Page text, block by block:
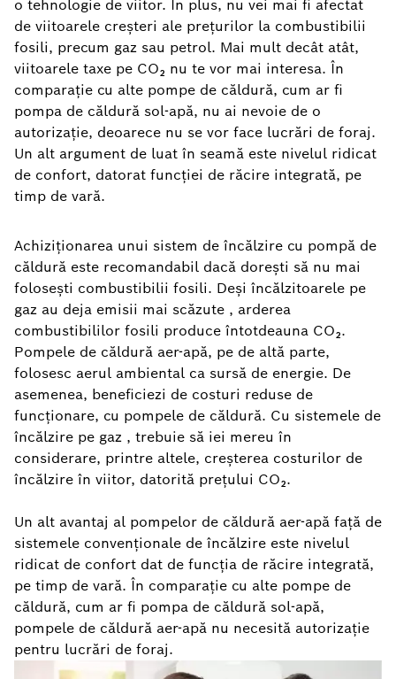
o tehnologie de viitor. În plus, nu vei mai fi afectat
de viitoarele creșteri ale prețurilor la combustibilii
fosili, precum gaz sau petrol. Mai mult decât atât,
viitoarele taxe pe CO₂ nu te vor mai interesa. În
comparație cu alte pompe de căldură, cum ar fi
pompa de căldură sol-apă, nu ai nevoie de o
autorizație, deoarece nu se vor face lucrări de foraj.
Un alt argument de luat în seamă este nivelul ridicat
de confort, datorat funcției de răcire integrată, pe
timp de vară.
Achiziționarea unui sistem de încălzire cu pompă de
căldură este recomandabil dacă dorești să nu mai
folosești combustibilii fosili. Deși încălzitoarele pe
gaz au deja emisii mai scăzute , arderea
combustibililor fosili produce întotdeauna CO₂.
Pompele de căldură aer-apă, pe de altă parte,
folosesc aerul ambiental ca sursă de energie. De
asemenea, beneficiezi de costuri reduse de
funcționare, cu pompele de căldură. Cu sistemele de
încălzire pe gaz , trebuie să iei mereu în
considerare, printre altele, creșterea costurilor de
încălzire în viitor, datorită prețului CO₂.
Un alt avantaj al pompelor de căldură aer-apă față de
sistemele convenționale de încălzire este nivelul
ridicat de confort dat de funcția de răcire integrată,
pe timp de vară. În comparație cu alte pompe de
căldură, cum ar fi pompa de căldură sol-apă,
pompele de căldură aer-apă nu necesită autorizație
pentru lucrări de foraj.